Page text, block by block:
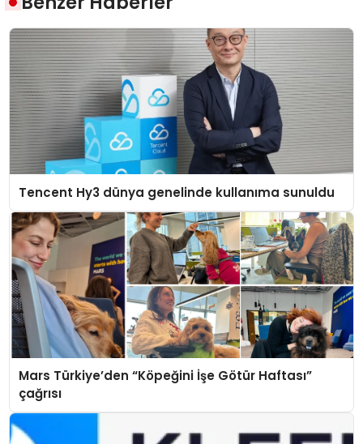
Tencent Hy3 dünya genelinde kullanıma sunuldu
Mars Türkiye’den “Köpeğini İşe Götür Haftası”
çağrısı